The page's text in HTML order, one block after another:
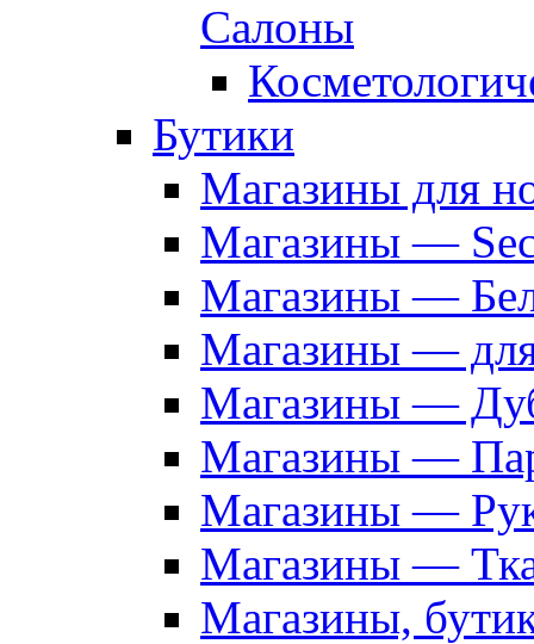
Салоны
Бутики
Магазины для
Магазины —
Магазины —
Магазины —
Магазины —
Магазины —
Магазины —
Магазины —
Магазины,